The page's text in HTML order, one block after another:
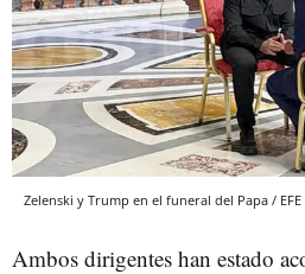
Zelenski y Trump en el funeral del Papa / EFE
Ambos dirigentes han estado